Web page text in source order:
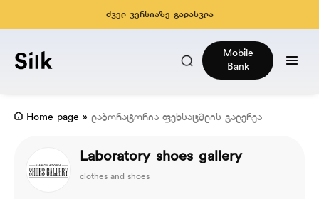
ძველ ვერსიაზე გადასვლა
Mobile
Bank
Home page » ლაბორატორია ფეხსაცმლის გალერეა
Laboratory shoes gallery
clothes and shoes